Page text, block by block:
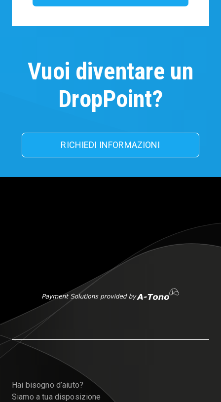
Vuoi diventare un
DropPoint?
RICHIEDI INFORMAZIONI
Hai bisogno d’aiuto?
Siamo a tua disposizione